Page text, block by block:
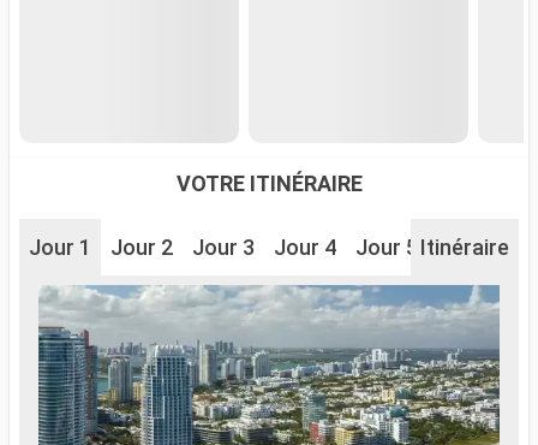
VOTRE ITINÉRAIRE
Jour 1 Jour 2 Jour 3 Jour 4 Jour 5 Jour 6
Itinéraire